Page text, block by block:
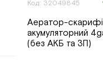
Код: 32049845
Аератор-
акумуляторний
(без АКБ та ЗП)